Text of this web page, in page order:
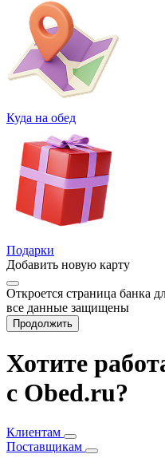
Куда на обед
Подарки
Добавить новую карту
Откроется страница банка
все данные защищены
Продолжить
Хотите
с Obed.ru?
Клиентам
Поставщикам